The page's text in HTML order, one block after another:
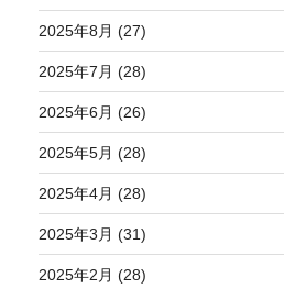
2025年8月 (27)
2025年7月 (28)
2025年6月 (26)
2025年5月 (28)
2025年4月 (28)
2025年3月 (31)
2025年2月 (28)